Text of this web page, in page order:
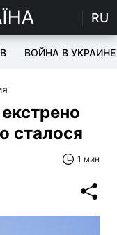
RU
ВОЙНА В УКРАИНЕ
сталося
1 мин